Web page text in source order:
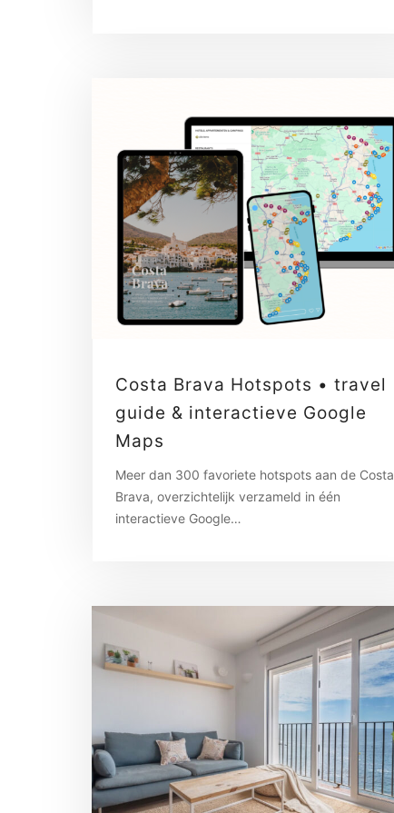
Costa Brava Hotspots • travel
guide & interactieve Google
Maps
Meer dan 300 favoriete hotspots aan de Costa
Brava, overzichtelijk verzameld in één
interactieve Google…